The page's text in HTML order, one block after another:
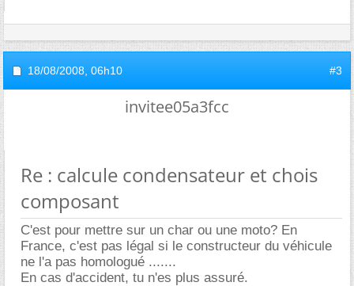
18/08/2008, 06h10 #3
invitee05a3fcc
Re : calcule condensateur et chois
composant
C'est pour mettre sur un char ou une moto? En
France, c'est pas légal si le constructeur du véhicule
ne l'a pas homologué .......
En cas d'accident, tu n'es plus assuré.